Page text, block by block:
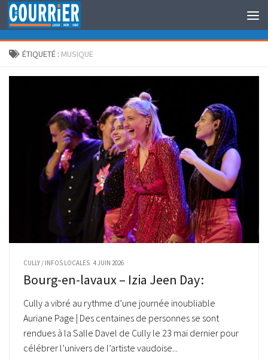
Au dessous du contenu
ÉTIQUETÉ : MUSIQUE
CULLY / INFOS LOCALES 4 JUIN 2026
Bourg-en-lavaux – Izia Jeen Day :
Cully a vibré au rythme d’une journée inoubliable
Auriane Page | Des centaines de personnes se sont
rendues à la Salle Davel de Cully le 23 mai dernier pour
célébrer l’univers de l’artiste vaudoise...